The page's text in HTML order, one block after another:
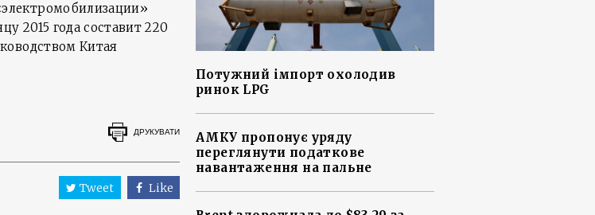
2015 года составит 220
Китая
ДРУКУВАТИ
Tweet Like
Потужний імпорт охолодив
ринок LPG
АМКУ пропонує уряду
переглянути податкове
навантаження на пальне